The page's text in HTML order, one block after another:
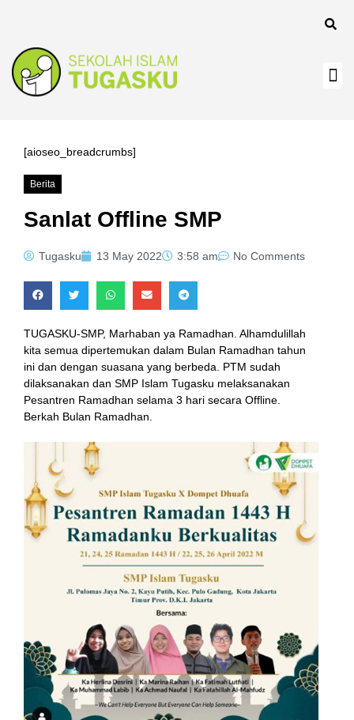
[aioseo_breadcrumbs]
Berita
Sanlat Offline SMP
Tugasku 13 May 2022 3:58 am No Comments
TUGASKU-SMP, Marhaban ya Ramadhan. Alhamdulillah
kita semua dipertemukan dalam Bulan Ramadhan tahun
ini dan dengan suasana yang berbeda. PTM sudah
dilaksanakan dan SMP Islam Tugasku melaksanakan
Pesantren Ramadhan selama 3 hari secara Offline.
Berkah Bulan Ramadhan.